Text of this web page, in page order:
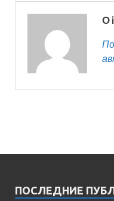
О
ПОСЛЕДНИЕ